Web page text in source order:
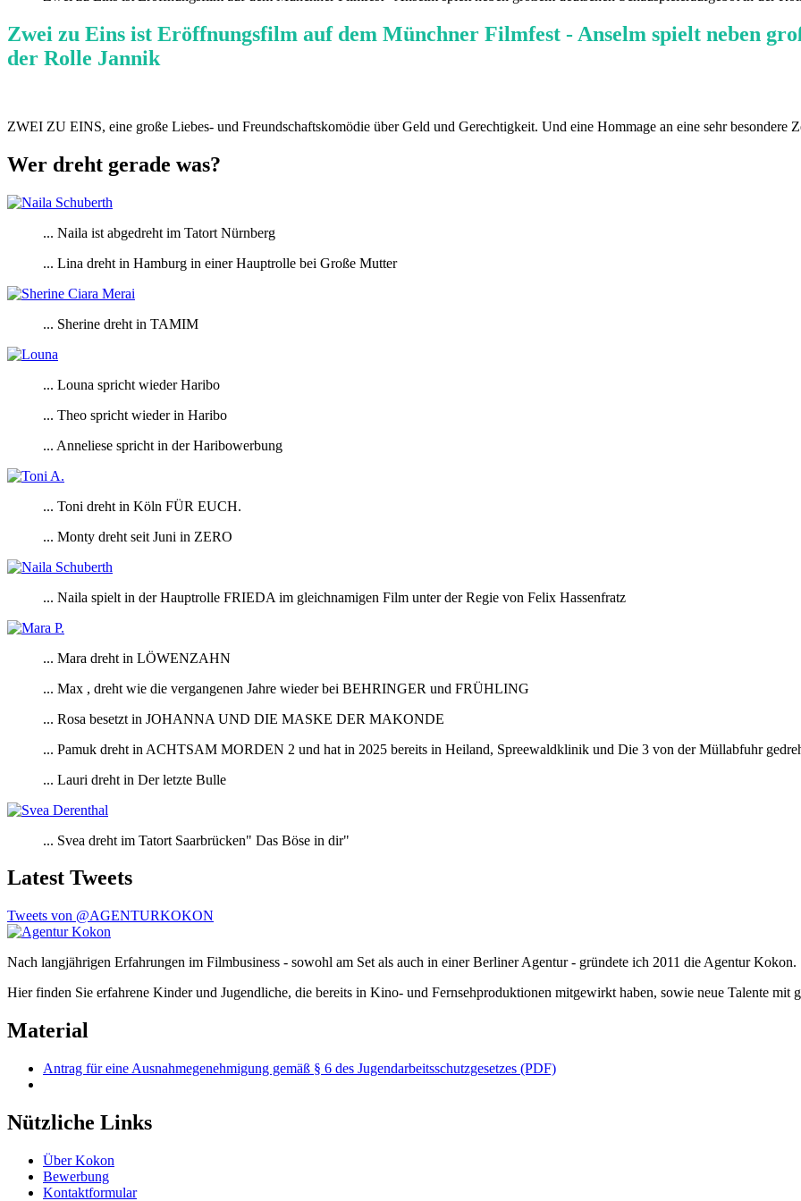
Zwei zu Eins ist Eröffnungsfilm auf dem Münchner Filmfest - Anselm spielt neben
der Rolle Jannik
ZWEI ZU EINS, eine große Liebes- und Freundschaftskomödie über Geld und Gerechtigkeit. Und eine Hommage an eine sehr besondere
Wer dreht gerade was?
... Naila ist abgedreht im Tatort Nürnberg
... Lina dreht in Hamburg in einer Hauptrolle bei Große Mutter
... Sherine dreht in TAMIM
... Louna spricht wieder Haribo
... Theo spricht wieder in Haribo
... Anneliese spricht in der Haribowerbung
... Toni dreht in Köln FÜR EUCH.
... Monty dreht seit Juni in ZERO
... Naila spielt in der Hauptrolle FRIEDA im gleichnamigen Film unter der Regie von Felix Hassenfratz
... Mara dreht in LÖWENZAHN
... Max , dreht wie die vergangenen Jahre wieder bei BEHRINGER und FRÜHLING
... Rosa besetzt in JOHANNA UND DIE MASKE DER MAKONDE
... Pamuk dreht in ACHTSAM MORDEN 2 und hat in 2025 bereits in Heiland, Spreewaldklinik und Die 3 von der Müllabfuhr
... Lauri dreht in Der letzte Bulle
... Svea dreht im Tatort Saarbrücken" Das Böse in dir"
Latest Tweets
Tweets von @AGENTURKOKON
Nach langjährigen Erfahrungen im Filmbusiness - sowohl am Set als auch in einer Berliner Agentur - gründete ich 2011 die Agentur Kokon.
Hier finden Sie erfahrene Kinder und Jugendliche, die bereits in Kino- und Fernsehproduktionen mitgewirkt haben, sowie neue Talente mit
Material
Antrag für eine Ausnahmegenehmigung gemäß § 6 des Jugendarbeitsschutzgesetzes (PDF)
Nützliche Links
Über Kokon
Bewerbung
Kontaktformular